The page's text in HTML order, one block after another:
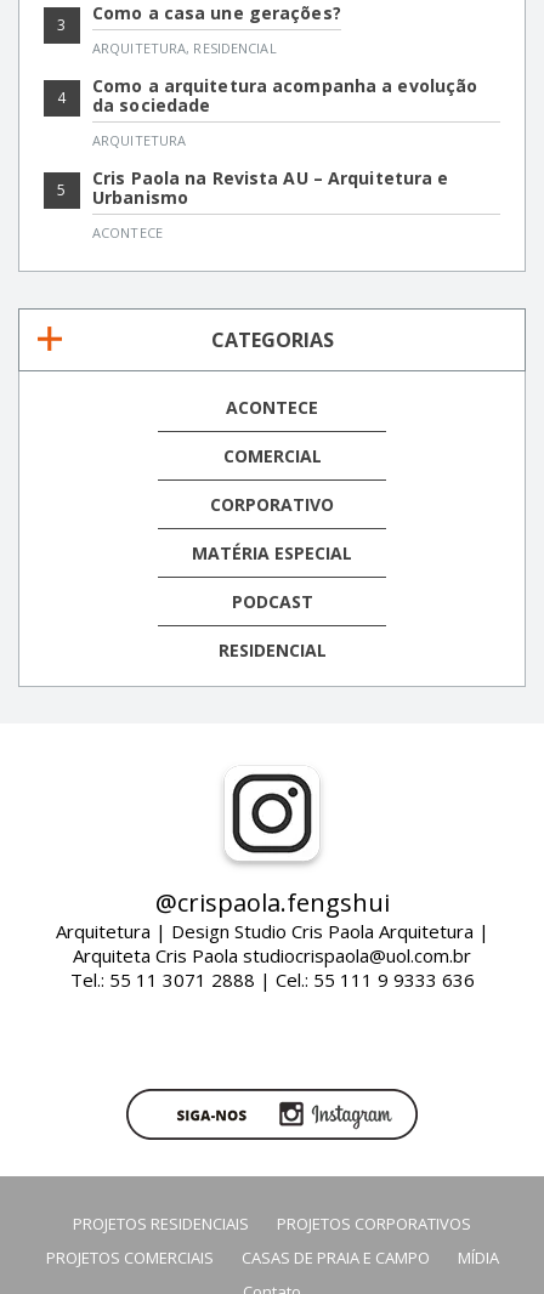
3 Como a casa une gerações?
ARQUITETURA, RESIDENCIAL
4
Como a arquitetura acompanha a evolução
da sociedade
ARQUITETURA
5
Cris Paola na Revista AU – Arquitetura e
Urbanismo
ACONTECE
CATEGORIAS
ACONTECE
COMERCIAL
CORPORATIVO
MATÉRIA ESPECIAL
PODCAST
RESIDENCIAL
@crispaola.fengshui
Arquitetura | Design Studio Cris Paola Arquitetura |
Arquiteta Cris Paola studiocrispaola@uol.com.br
Tel.: 55 11 3071 2888 | Cel.: 55 111 9 9333 636
PROJETOS RESIDENCIAIS
PROJETOS CORPORATIVOS
PROJETOS COMERCIAIS
CASAS DE PRAIA E CAMPO
MÍDIA